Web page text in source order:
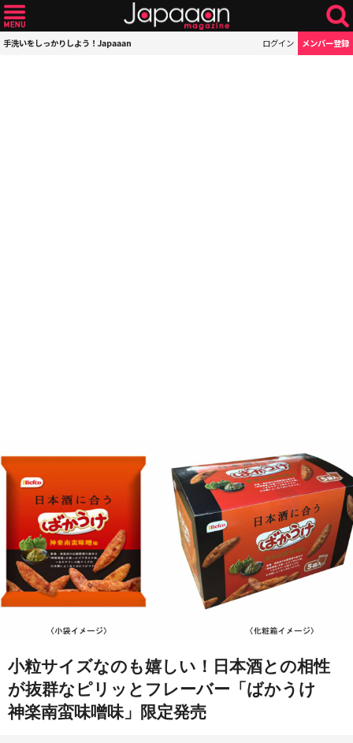
手洗いをしっかりしよう！Japaaan ログイン メンバー登録
小粒サイズなのも嬉しい！日本酒との相性
が抜群なピリッとフレーバー「ばかうけ
神楽南蛮味噌味」限定発売